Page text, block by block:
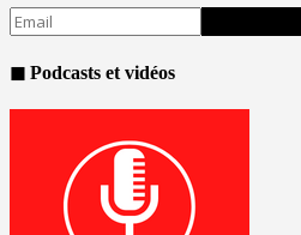
◼ Podcasts et vidéos